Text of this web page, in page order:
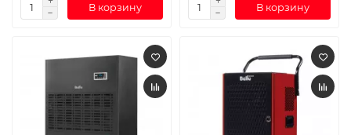
В корзину В корзину